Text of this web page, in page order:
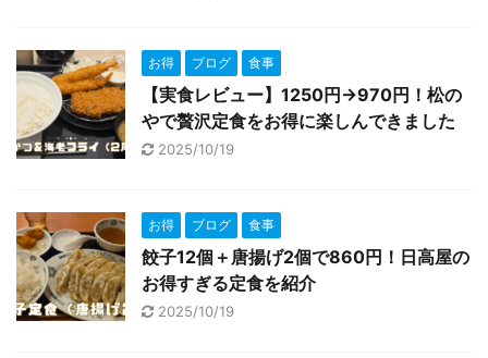
お得 ブログ 食事
【実食レビュー】1250円→970円！松の
やで贅沢定食をお得に楽しんできました
2025/10/19
お得 ブログ 食事
餃子12個＋唐揚げ2個で860円！日高屋の
お得すぎる定食を紹介
2025/10/19